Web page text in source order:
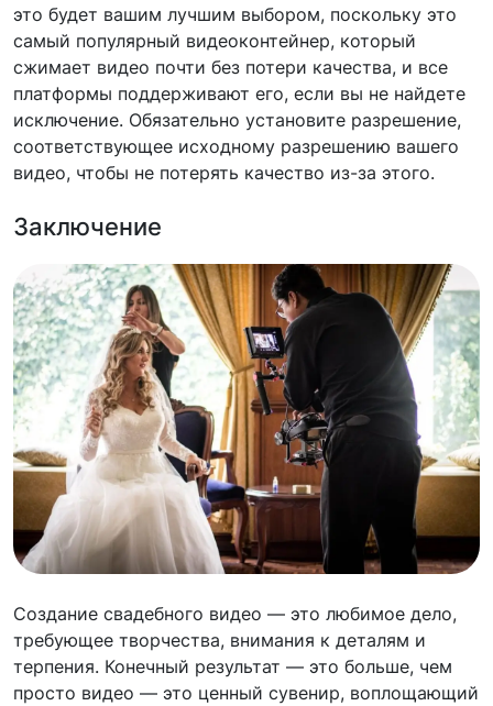
это будет вашим лучшим выбором, поскольку это
самый популярный видеоконтейнер, который
сжимает видео почти без потери качества, и все
платформы поддерживают его, если вы не найдете
исключение. Обязательно установите разрешение,
соответствующее исходному разрешению вашего
видео, чтобы не потерять качество из-за этого.
Заключение
Создание свадебного видео — это любимое дело,
требующее творчества, внимания к деталям и
терпения. Конечный результат — это больше, чем
просто видео — это ценный сувенир, воплощающий